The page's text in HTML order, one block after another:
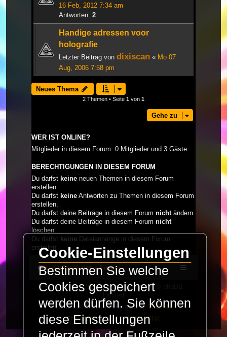
16 Feb, 2012 7:34 am
Antworten: 2
Handige adressen voor
holografie
Letzter Beitrag von dixiscan « Mo 07
Aug, 2006 7:58 pm
Neues Thema
2 Themen • Seite 1 von 1
Gehe zu
WER IST ONLINE?
Mitglieder in diesem Forum: 0 Mitglieder und 3 Gäste
BERECHTIGUNGEN IN DIESEM FORUM
Du darfst keine neuen Themen in diesem Forum
erstellen.
Du darfst keine Antworten zu Themen in diesem Forum
erstellen.
Du darfst deine Beiträge in diesem Forum nichtändern.
Du darfst deine Beiträge in diesem Forum nicht
löschen.
Du darfst keine Dateianhänge in diesem Forum
erstellen.
LaserFreak.net Forum
Powered byphpBB® Forum Software © phpBB
Limited
Deutsche Übersetzung durchphpBB.de
PRIVACY_LINK | TERMS_LINK
Cookie-Einstellungen
Bestimmen Sie welche
Cookies gespeichert
werden dürfen. Sie können
diese Einstellungen